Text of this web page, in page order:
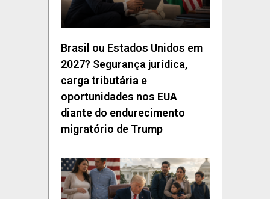
Brasil ou Estados Unidos em
2027? Segurança jurídica,
carga tributária e
oportunidades nos EUA
diante do endurecimento
migratório de Trump